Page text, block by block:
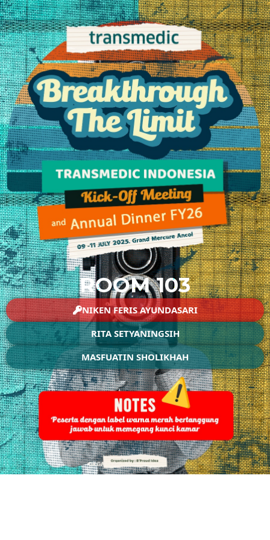
ROOM 103
NIKEN FERIS AYUNDASARI
RITA SETYANINGSIH
MASFUATIN SHOLIKHAH